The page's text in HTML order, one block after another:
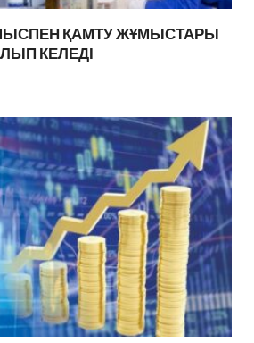
ҚАМТУ ЖҰМЫСТАРЫ
КЕЛЕДІ